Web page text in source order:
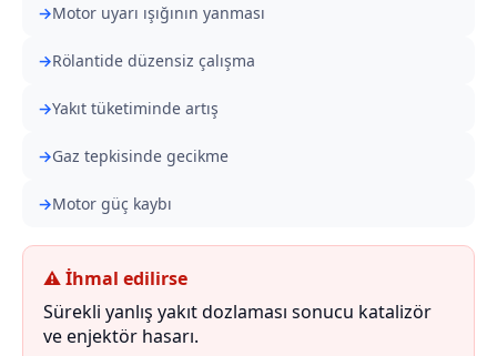
Motor uyarı ışığının yanması
Rölantide düzensiz çalışma
Yakıt tüketiminde artış
Gaz tepkisinde gecikme
Motor güç kaybı
⚠ İhmal edilirse
Sürekli yanlış yakıt dozlaması sonucu katalizör
ve enjektör hasarı.